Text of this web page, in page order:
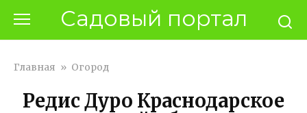
контенту
Садовый портал
Главная » Огород
Редис Дуро Краснодарское